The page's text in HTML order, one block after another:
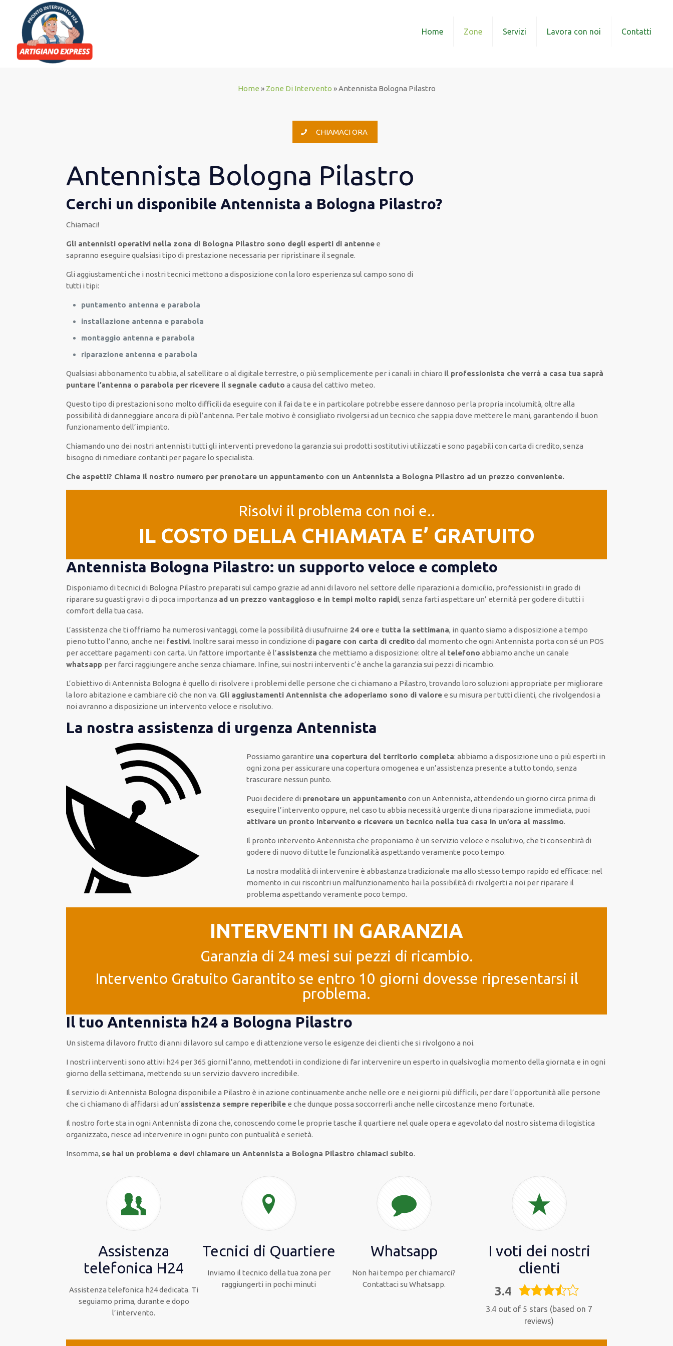
Home Zone Servizi Lavora con noi Contatti
Home » Zone Di Intervento »Antennista Bologna Pilastro
CHIAMACI ORA
Antennista Bologna Pilastro
Cerchi un disponibile Antennista a Bologna Pilastro?
Chiamaci!
Gli antennisti operativi nella zona di Bologna Pilastro sono degli esperti di antenne e
sapranno eseguire qualsiasi tipo di prestazione necessaria per ripristinare il segnale.
Gli aggiustamenti che i nostritecnici mettono a disposizione con la loro esperienza sul campo sono di
tutti i tipi:
puntamento antenna e parabola
installazione antenna e parabola
montaggio antenna e parabola
riparazione antenna e parabola
Qualsiasi abbonamento tu abbia, al satellitare o al digitale terrestre, o più semplicemente per i canali in chiaro il professionista che verrà a casa tua saprà
puntare l’antenna o parabola per ricevere il segnale caduto a causa del cattivo meteo.
Questo tipo di prestazioni sono molto difficili da eseguire con il fai da te e in particolare potrebbe essere dannoso per la propria incolumità, oltre alla
possibilità didanneggiare ancora di più l’antenna. Per tale motivo è consigliato rivolgersi ad untecnico che sappiadove mettere le mani, garantendo il buon
funzionamento dell’impianto.
Chiamando uno dei nostriantennisti tutti gli interventi prevedono la garanzia sui prodotti sostitutivi utilizzati e sono pagabili con carta di credito, senza
bisogno di rimediare contanti per pagare lo specialista.
Che aspetti? Chiama il nostro numero per prenotare un appuntamento con un Antennista a Bologna Pilastro ad un prezzo conveniente.
Risolvi il problema con noi e..
IL COSTO DELLA CHIAMATA E’ GRATUITO
Antennista Bologna Pilastro: un supporto veloce e completo
Disponiamo ditecnici di Bologna Pilastro preparati sul campo grazie ad anni di lavoro nel settore delle riparazioni a domicilio, professionisti in grado di
riparare su guasti gravi o di poca importanza ad un prezzo vantaggioso e in tempi molto rapidi, senza fartiaspettare un’ eternità per godere di tutti i
comfort della tua casa.
L’assistenza che tioffriamo ha numerosi vantaggi, come la possibilità di usufruirne 24 ore e tutta la settimana, in quanto siamo a disposizionea tempo
pieno tutto l’anno, anche nei festivi. Inoltresarai messo in condizione di pagare con carta di credito dal momento che ogni Antennista porta con séun POS
per accettare pagamenticon carta. Un fattore importante è l’assistenza che mettiamo a disposizione: oltre al telefono abbiamo anche uncanale
whatsapp per farci raggiungere anche senza chiamare. Infine,sui nostri interventi c’è anche lagaranzia sui pezzi di ricambio.
L’obiettivo di Antennista Bologna è quello di risolvere i problemi delle persone checi chiamano a Pilastro, trovando lorosoluzioni appropriate per migliorare
la loro abitazione e cambiare ciò che non va. Gli aggiustamenti Antennista che adoperiamo sono di valore esu misura per tutti clienti, che rivolgendosi a
noi avranno a disposizione un interventoveloce e risolutivo.
La nostra assistenza di urgenza Antennista
Possiamo garantire una copertura del territorio completa: abbiamo a disposizione uno o più esperti in
ogni zona perassicurare una copertura omogenea e un’assistenza presente a tutto tondo, senza
trascurare nessun punto.
Puoi decidere di prenotareun appuntamento con un Antennista, attendendo un giorno circa prima di
eseguire l’intervento oppure, nel caso tu abbia necessità urgente di una riparazione immediata, puoi
attivareun pronto intervento e ricevere un tecnico nella tua casa in un’ora al massimo.
Il pronto intervento Antennista che proponiamo è un servizio veloce e risolutivo, che ti consentirà di
godere di nuovo di tutte le funzionalità aspettando veramente poco tempo.
La nostra modalità di intervenire è abbastanza tradizionale ma allo stesso tempo rapido ed efficace: nel
momento in cui riscontri un malfunzionamento hai la possibilità di rivolgerti a noi per riparare il
problema aspettando veramente poco tempo.
INTERVENTI IN GARANZIA
Garanzia di 24 mesi sui pezzi di ricambio.
Intervento Gratuito Garantito se entro 10 giorni dovesse ripresentarsi il
problema.
Il tuo Antennista h24 a Bologna Pilastro
Un sistema di lavoro frutto di anni di lavoro sul campo e di attenzione verso le esigenzedei clienti che si rivolgono a noi.
I nostri interventi sono attivi h24 per365 giorni l’anno, mettendoti in condizione di far intervenire un esperto inqualsivoglia momento della giornata e inogni
giorno della settimana, mettendo su un serviziodavvero incredibile.
Il servizio di Antennista Bolognadisponibile a Pilastro è in azione continuamente anche nelle ore e nei giorni piùdifficili, perdare l’opportunità alle persone
che ci chiamano diaffidarsi ad un’assistenza sempre reperibile e chedunque possa soccorrerli anche nelle circostanze meno fortunate.
Il nostro forte sta in ogni Antennista di zona che, conoscendo come le proprie tasche il quartiere nel quale opera eagevolato dal nostro sistema di logistica
organizzato, riesce ad intervenire in ogni punto con puntualità e serietà.
Insomma, se hai un problema e devi chiamare un Antennista a Bologna Pilastro chiamaci subito.
Assistenza
telefonica H24
Assistenza telefonica h24 dedicata. Ti
seguiamo prima, durante e dopo
l’intervento.
Tecnici di Quartiere
Inviamo il tecnico della tua zona per
raggiungerti in pochi minuti
Whatsapp
Non hai tempo per chiamarci?
Contattaci su Whatsapp.
I voti dei nostri
clienti
3.4
3,4
3.4 out of 5 stars (based on 7
reviews)